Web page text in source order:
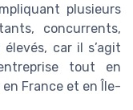
plusieurs
concurrents,
car il s’agit
tout en
France et en Île-